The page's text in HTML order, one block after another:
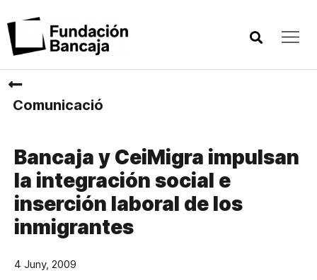
Comunicació
Bancaja y CeiMigra impulsan
la integración social e
inserción laboral de los
inmigrantes
4 Juny, 2009